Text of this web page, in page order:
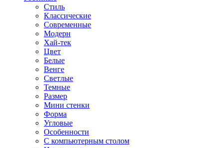
Стиль
Классические
Современные
Модерн
Хай-тек
Цвет
Белые
Венге
Светлые
Темные
Размер
Мини стенки
Форма
Угловые
Особенности
С компьютерным столом